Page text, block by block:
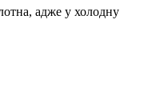
адже у холодну